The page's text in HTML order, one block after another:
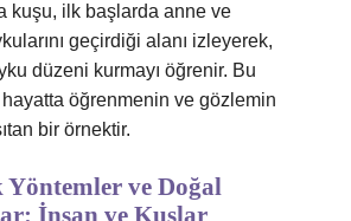
kuşu, ilk başlarda anne ve
geçirdiği alanı izleyerek,
düzeni kurmayı öğrenir. Bu
öğrenmenin ve gözlemin
bir örnektir.
Yöntemler ve Doğal
İnsan ve Kuşlar